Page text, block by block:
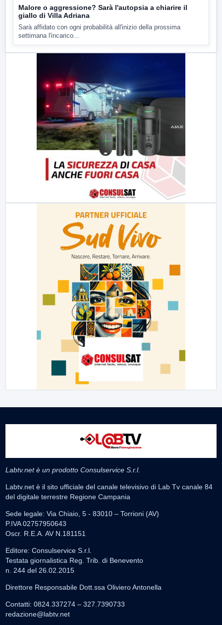
Malore o aggressione? Sarà l'autopsia a chiarire il
giallo di Villa Adriana
Sarà affidato con ogni probabilità all'inizio della prossima
settimana l'incarico...
Labtv.net è un prodotto Consulservice S.r.l.
Labtv.net è il sito ufficiale del canale televisivo di Lab Tv canale 84
del digitale terrestre Regione Campania
Sede legale: Via Chiaio, 5 - 83010 – Torrioni (AV)
P.IVA 02757950643
Oscr. R.E.A. AV N.181151
Editore: Consulservice S.r.l.
Testata giornalistica Reg. Trib. di Benevento
n. 244 del 26.02.2015
Direttore Responsabile Dott.ssa Oliviero Antonella
Contatti: 0824.337274 – 327.7390733
redazione@labtv.net